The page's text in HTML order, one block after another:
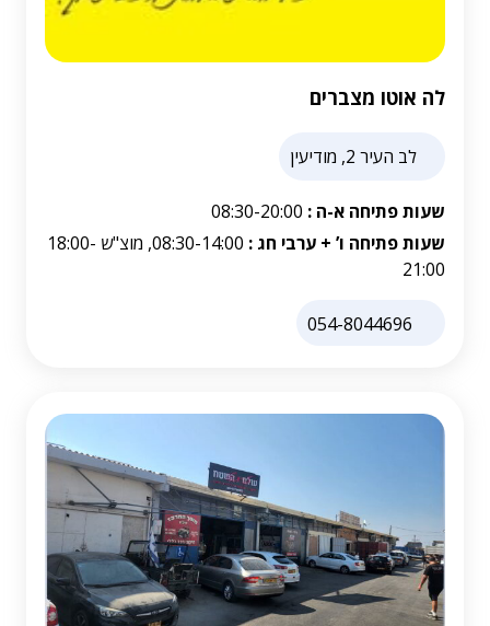
לה אוטו מצברים
לב העיר 2, מודיעין
שעות פתיחה א-ה : 08:30-20:00
שעות פתיחה ו’ + ערבי חג :
08:30-14:00, מוצ"ש 18:00-
21:00
054-8044696